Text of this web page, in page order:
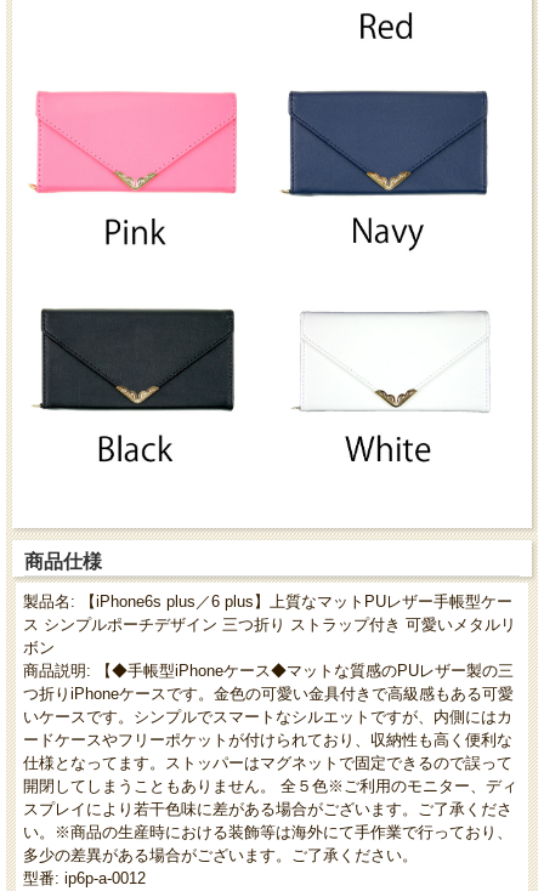
商品仕様
製品名: 【iPhone6s plus／6 plus】上質なマットPUレザー手帳型ケー
ス シンプルポーチデザイン 三つ折り ストラップ付き 可愛いメタルリ
ボン
商品説明: 【◆手帳型iPhoneケース◆マットな質感のPUレザー製の三
つ折りiPhoneケースです。金色の可愛い金具付きで高級感もある可愛
いケースです。シンプルでスマートなシルエットですが、内側にはカ
ードケースやフリーポケットが付けられており、収納性も高く便利な
仕様となってます。ストッパーはマグネットで固定できるので誤って
開閉してしまうこともありません。 全５色※ご利用のモニター、ディ
スプレイにより若干色味に差がある場合がございます。ご了承くださ
い。※商品の生産時における装飾等は海外にて手作業で行っており、
多少の差異がある場合がございます。ご了承ください。
型番: ip6p-a-0012